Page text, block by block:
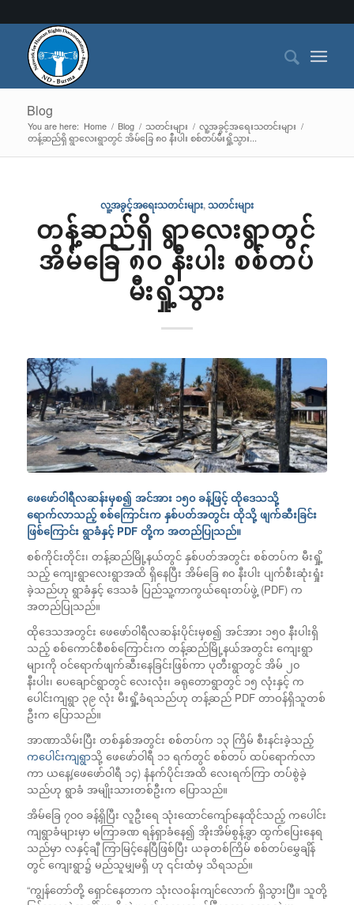
Blog
You are here: Home / Blog / သတင်းများ / လူ့အခွင့်အရေးသတင်းများ /
တန့်ဆည်ရှိ ရွာလေးရွာတွင် အိမ်ခြေ ၈၀ နီးပါး စစ်တပ်မီးရှို့သွား...
လူ့အခွင့်အရေးသတင်းများ,သတင်းများ
တန့်ဆည်ရှိ ရွာလေးရွာတွင်
အိမ်ခြေ ၈၀ နီးပါး စစ်တပ်
မီးရှို့သွား
ဖေဖော်ဝါရီလဆန်းမှစ၍ အင်အား ၁၅၀ ခန့်ဖြင့် ထိုဒေသသို့
ရောက်လာသည့် စစ်ကြောင်းက နှစ်ပတ်အတွင်း ထိုသို့ ဖျက်ဆီးခြင်း
ဖြစ်ကြောင်း ရွာခံနှင့် PDF တို့က အတည်ပြုသည်။
စစ်ကိုင်းတိုင်း၊ တန့်ဆည်မြို့နယ်တွင် နှစ်ပတ်အတွင်း စစ်တပ်က မီးရှို့
သည့် ကျေးရွာလေးရွာအထိ ရှိနေပြီး အိမ်ခြေ ၈၀ နီးပါး ပျက်စီးဆုံးရှုံး
ခဲ့သည်ဟု ရွာခံနှင့် ဒေသခံ ပြည်သူ့ကာကွယ်ရေးတပ်ဖွဲ့ (PDF) က
အတည်ပြုသည်။
ထိုဒေသအတွင်း ဖေဖော်ဝါရီလဆန်းပိုင်းမှစ၍ အင်အား ၁၅၀ နီးပါးရှိ
သည့် စစ်ကောင်စီစစ်ကြောင်းက တန့်ဆည်မြို့နယ်အတွင်း ကျေးရွာ
များကို ဝင်ရောက်ဖျက်ဆီးနေခြင်းဖြစ်ကာ ပုတီးရွာတွင် အိမ် ၂၀
နီးပါး၊ ပေချောင်ရွာတွင် လေးလုံး၊ ခရုတောရွာတွင် ၁၅ လုံးနှင့် က
ပေါင်းကျရွာ ၃၉ လုံး မီးရှို့ခံရသည်ဟု တန့်ဆည် PDF တာဝန်ရှိသူတစ်
ဦးက ပြောသည်။
အာဏာသိမ်းပြီး တစ်နှစ်အတွင်း စစ်တပ်က ၁၃ ကြိမ် စီးနင်းခဲ့သည့်
ကပေါင်းကျရွာသို့ ဖေဖော်ဝါရီ ၁၁ ရက်တွင် စစ်တပ် ထပ်ရောက်လာ
ကာ ယနေ့(ဖေဖော်ဝါရီ ၁၄) နံနက်ပိုင်းအထိ လေးရက်ကြာ တပ်စွဲခဲ့
သည်ဟု ရွာခံ အမျိုးသားတစ်ဦးက ပြောသည်။
အိမ်ခြေ ၇၀၀ ခန့်ရှိပြီး လူဦးရေ သုံးထောင်ကျော်နေထိုင်သည့် ကပေါင်း
ကျရွာခံများမှာ မကြာခဏ ရန်ရှာခံနေ၍ အိုးအိမ်စွန့်ခွာ ထွက်ပြေးနေရ
သည်မှာ လနှင့်ချီ ကြာမြင့်နေပြီဖြစ်ပြီး ယခုတစ်ကြိမ် စစ်တပ်မွှေချိန်
တွင် ကျေးရွာ၌ မည်သူမျှမရှိ ဟု ၎င်းထံမှ သိရသည်။
“ကျွန်တော်တို့ ရှောင်နေတာက သုံးလဝန်းကျင်လောက် ရှိသွားပြီ။ သူတို့